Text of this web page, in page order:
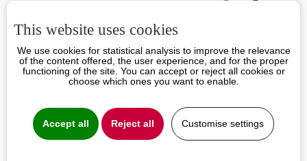
This website uses cookies
We use cookies for statistical analysis to improve the relevance
of the content offered, the user experience, and for the proper
functioning of the site. You can accept or reject all cookies or
choose which ones you want to enable.
Accept all Reject all Customise settings